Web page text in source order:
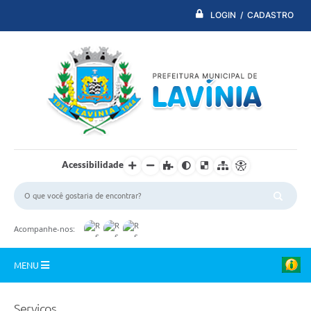
LOGIN / CADASTRO
Acessibilidade
Acompanhe-nos:
MENU
PDTI